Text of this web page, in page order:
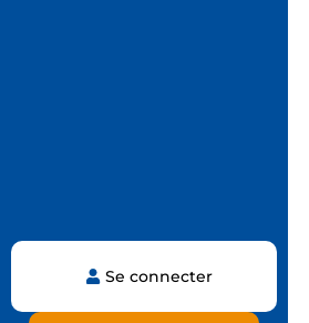
Se connecter